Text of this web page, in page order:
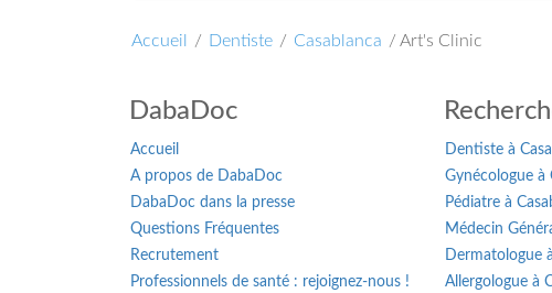
Accueil / Dentiste / Casablanca / Art's Clinic
DabaDoc
Accueil
A propos de DabaDoc
DabaDoc dans la presse
Questions Fréquentes
Recrutement
Professionnels de santé : rejoignez-nous !
Dentiste à
Gynécologue à
Pédiatre à
Médecin
Dermatologue
Allergologue à